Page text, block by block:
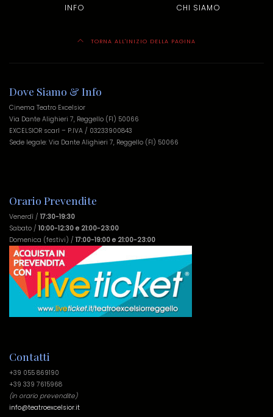
INFO
CHI SIAMO
TORNA ALL'INIZIO DELLA PAGINA
Dove Siamo & Info
Cinema Teatro Excelsior
Via Dante Alighieri 7, Reggello (FI) 50066
EXCELSIOR scarl – P.IVA / 03233900843
Sede legale: Via Dante Alighieri 7, Reggello (FI) 50066
Orario Prevendite
Venerdì / 17:30-19:30
Sabato / 10:00-12:30 e 21:00-23:00
Domenica (festivi) / 17:00-19:00 e 21:00-23:00
Contatti
+39 055 869190
+39 339 7615968
(in orario prevendite)
info@teatroexcelsior.it